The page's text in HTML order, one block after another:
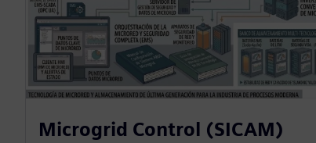
Microgrid Control (SICAM)